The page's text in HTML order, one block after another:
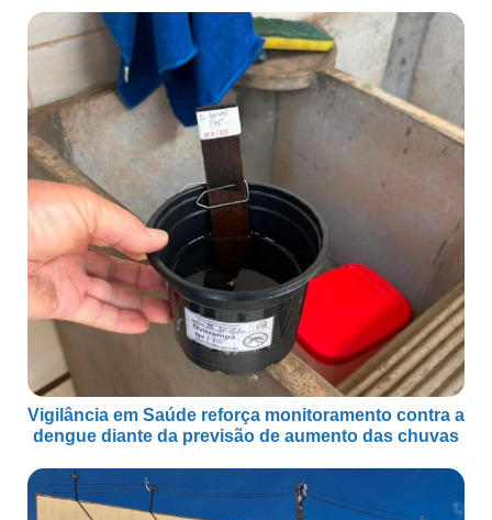
Vigilância em Saúde reforça monitoramento contra a
dengue diante da previsão de aumento das chuvas